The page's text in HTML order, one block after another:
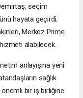
seçim
hayata geçirdi.
Merkez Prime
alabilecek.
anlayışına yeni
sağlık
bir iş birliğine